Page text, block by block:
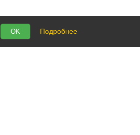
OK Подробнее